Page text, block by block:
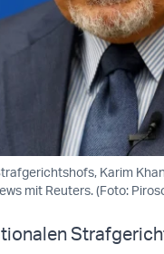
Karim
mit Reuters. (Foto: